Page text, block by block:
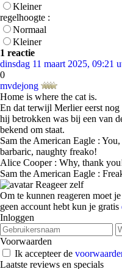
Kleiner
regelhoogte :
Normaal
Kleiner
1 reactie
dinsdag 11 maart 2025, 09:21
0
mvdejong
Home is where the cat is.
En dat terwijl Merlier eerst nog
hij betrokken was bij een van
bekend om staat.
Sam the American Eagle :
barbaric, naughty freako!
Alice Cooper : Why, thank
Sam the American Eagle :
Reageer zelf
Om te kunnen reageren moet
geen account hebt kun je gratis
Inloggen
Voorwaarden
Ik accepteer de
Laatste reviews en specials